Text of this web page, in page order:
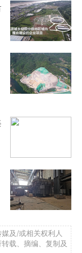
及/或相关权利人
载、摘编、复制及